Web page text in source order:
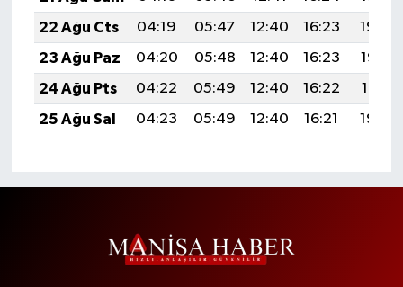
22 Ağu Cts
04:19 05:47 12:40 16:23
19:24
23 Ağu Paz
04:20 05:48 12:40 16:23
19:22
24 Ağu Pts
04:22 05:49 12:40 16:22
19:21
25 Ağu Sal
04:23 05:49 12:40 16:21 19:20